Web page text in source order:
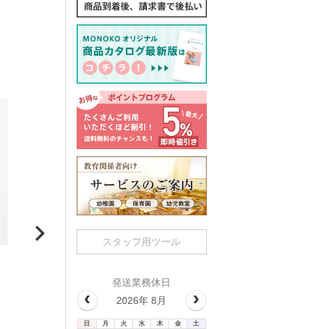
糸巻き台紙 円形 30枚
2,090 税込
曲線三角形
販売価格
スタッフ用ツール
発送業務休日
2026年 8月
日 月 火 水 木 金
土